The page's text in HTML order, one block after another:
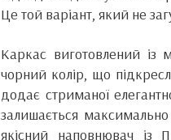
Це той варіант, який не
Каркас виготовлений
чорний колір, що
додає стриманої
залишається
якісний наповнювач із